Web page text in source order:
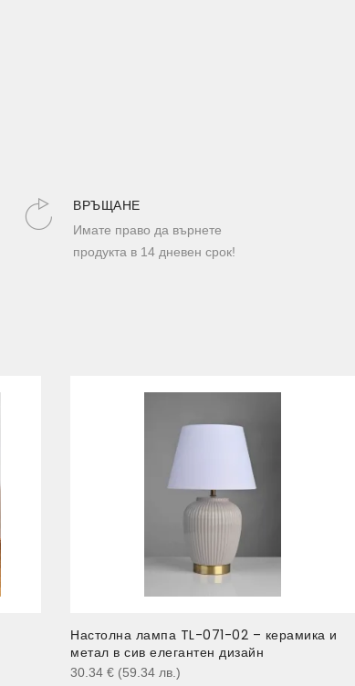
ВРЪЩАНЕ
Имате право да върнете
продукта в 14 дневен срок!
Настолна лампа TL-071-02 – керамика и
метал в сив елегантен дизайн
30.34 € (59.34 лв. )